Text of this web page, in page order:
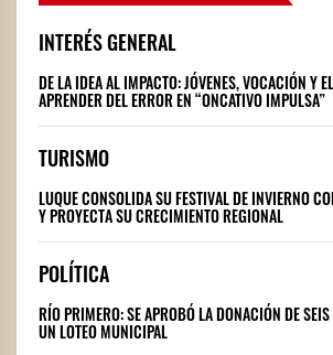
INTERÉS GENERAL
DE LA IDEA AL IMPACTO: JÓVENES, VOCACIÓN Y
APRENDER DEL ERROR EN “ONCATIVO IMPULSA”
TURISMO
LUQUE CONSOLIDA SU FESTIVAL DE INVIERNO
Y PROYECTA SU CRECIMIENTO REGIONAL
POLÍTICA
RÍO PRIMERO: SE APROBÓ LA DONACIÓN DE SEIS
UN LOTEO MUNICIPAL